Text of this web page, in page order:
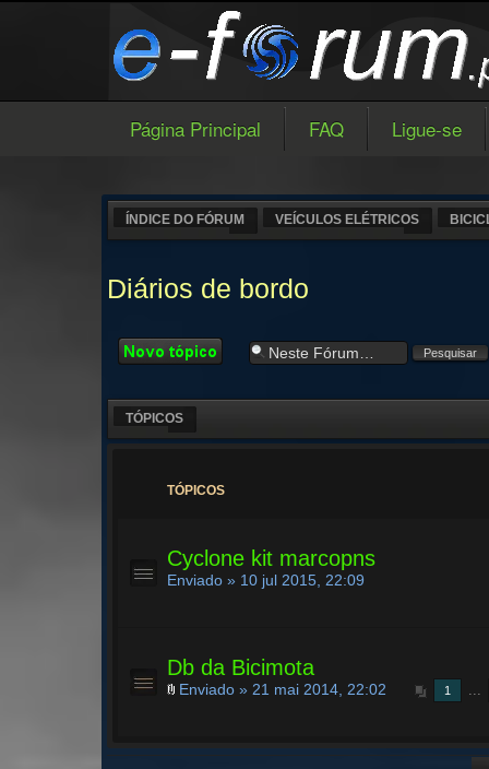
Página Principal FAQ Ligue-se
ÍNDICE DO FÓRUM VEÍCULOS ELÉTRICOS
Diários de bordo
Criar um novo
Tópico
TÓPICOS
TÓPICOS
Cyclone kit marcopns
Enviado » 10 jul 2015, 22:09
Db da Bicimota
1 ...
Enviado » 21 mai 2014, 22:02